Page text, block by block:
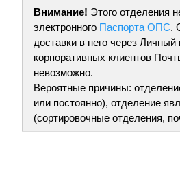
Внимание! Этого отделения
электронного Паспорта ОПС.
доставки в него через Личный
корпоративных клиентов
невозможно.
Вероятные причины:
или постоянно), отделение
(сортировочные отделения,